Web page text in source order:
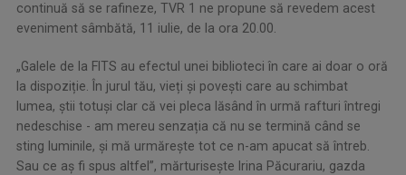
continuă să se rafineze, TVR 1 ne propune să revedem acest
eveniment sâmbătă, 11 iulie, de la ora 20.00.
„Galele de la FITS au efectul unei biblioteci în care ai doar o oră
la dispoziție. În jurul tău, vieți și povești care au schimbat
lumea, știi totuși clar că vei pleca lăsând în urmă rafturi întregi
nedeschise - am mereu senzația că nu se termină când se
sting luminile, și mă urmărește tot ce n-am apucat să întreb.
Sau ce aș fi spus altfel”, mărturiseşte Irina Păcurariu, gazda